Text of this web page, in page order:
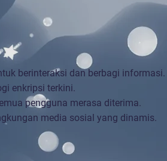
berinteraksi dan berbagi informasi.
enkripsi terkini.
pengguna merasa diterima.
media sosial yang dinamis.